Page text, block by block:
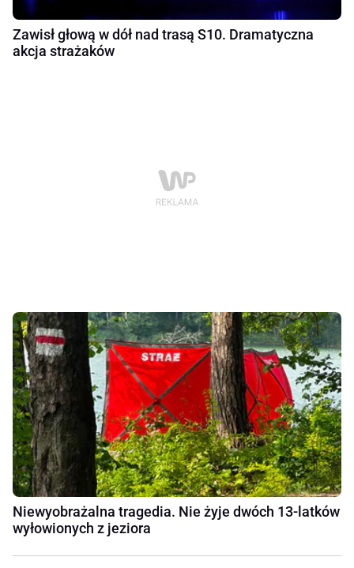
Zawisł głową w dół nad trasą S10. Dramatyczna
akcja strażaków
Niewyobrażalna tragedia. Nie żyje dwóch 13-latków
wyłowionych z jeziora